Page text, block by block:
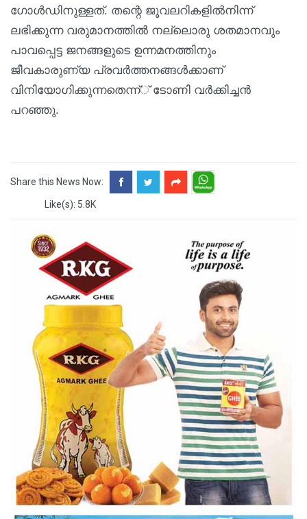
ഗോള്‍ഡിനുള്ളത്. തന്റെ ജൂവലറികളില്‍നിന്ന്
ലഭിക്കുന്ന വരുമാനത്തില്‍ നല്ലൊരു ശതമാനവും
പാവപ്പെട്ട ജനങ്ങളുടെ ഉന്നമനത്തിനും
ജീവകാരുണ്യ പ്രവര്‍ത്തനങ്ങള്‍ക്കാണ്
വിനിയോഗിക്കുന്നതെന്ന്് ടോണി വര്‍ക്കിച്ചന്‍
പറഞ്ഞു.
Share this News Now:
Like(s): 5.8K